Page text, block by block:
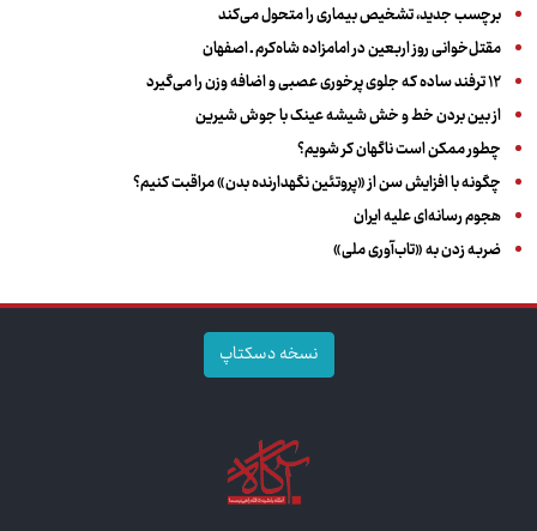
برچسب جدید، تشخیص بیماری را متحول می‌کند
مقتل‌خوانی روز اربعین در امامزاده شاه‌کرم ـ اصفهان
۱۲ ترفند ساده که جلوی پرخوری عصبی و اضافه ‌وزن را می‌گیرد
از بین بردن خط و خش شیشه عینک با جوش شیرین
چطور ممکن است ناگهان کر شویم؟
چگونه با افزایش سن از «پروتئین نگهدارنده بدن» مراقبت کنیم؟
هجوم رسانه‌ای علیه ایران
ضربه زدن به «تاب‌آوری ملی»
نسخه دسکتاپ